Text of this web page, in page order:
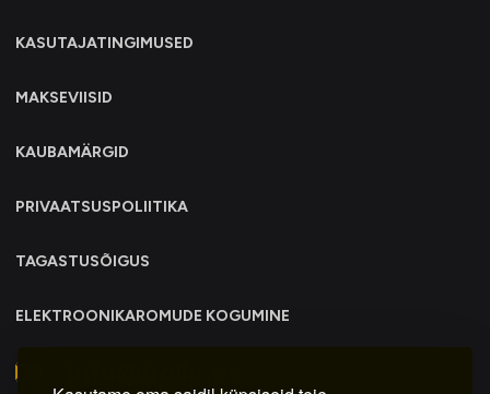
KASUTAJATINGIMUSED
MAKSEVIISID
KAUBAMÄRGID
PRIVAATSUSPOLIITIKA
TAGASTUSÕIGUS
ELEKTROONIKAROMUDE KOGUMINE